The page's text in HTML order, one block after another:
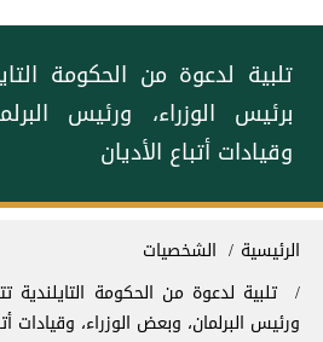
تلبية لدعوة من الحكومة
برئيس الوزراء، ورئيس
وقيادات أتباع الأديان
مسار التنقل
الرئيسية
الشخصيات
تلبية لدعوة من الحكومة التايلندية
ورئيس البرلمان، وبعض الوزراء، وقيادات